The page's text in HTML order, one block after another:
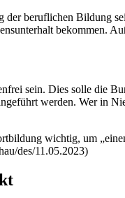
beruflichen Bildung
bekommen.
sein. Dies solle die
werden. Wer in
wichtig, um
des/11.05.2023)